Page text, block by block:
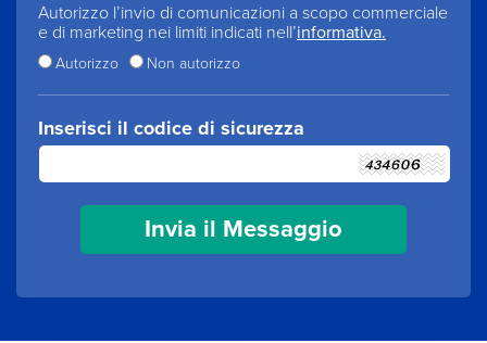
Autorizzo l’invio di comunicazioni a scopo commerciale
e di marketing nei limiti indicati nell’informativa.
Autorizzo Non autorizzo
Inserisci il codice di sicurezza